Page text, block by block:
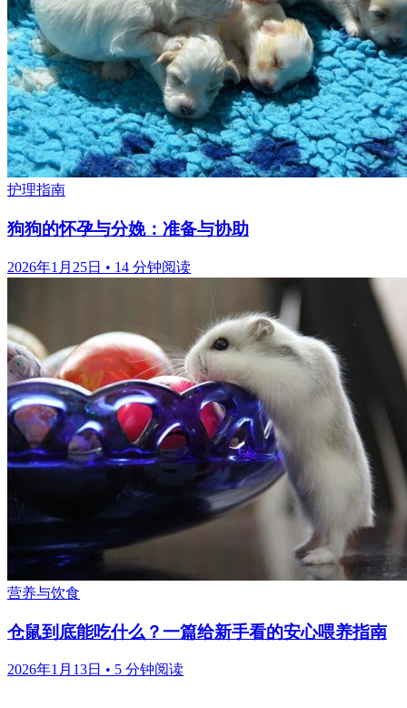
护理指南
狗狗的怀孕与分娩：准备与协助
2026年1月25日 • 14 分钟阅读
营养与饮食
仓鼠到底能吃什么？一篇给新手看的安心喂养指南
2026年1月13日 • 5 分钟阅读